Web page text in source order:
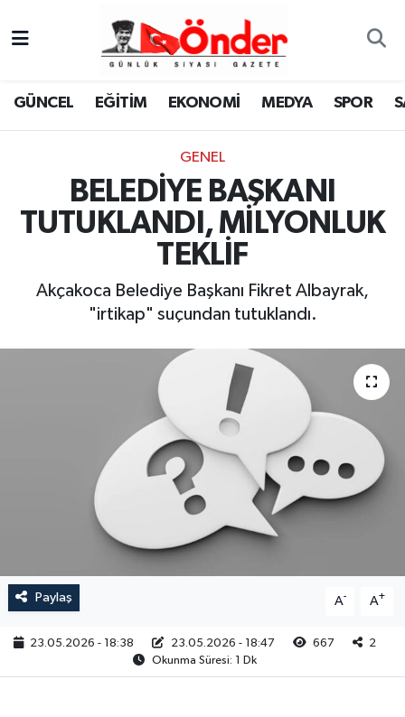
GÜNCEL EĞİTİM EKONOMİ MEDYA SPOR
GENEL
BELEDİYE BAŞKANI
TUTUKLANDI, MİLYONLUK
TEKLİF
Akçakoca Belediye Başkanı Fikret Albayrak,
"irtikap" suçundan tutuklandı.
Paylaş A- A+
23.05.2026 - 18:38 23.05.2026 - 18:47 667
2
Okunma Süresi: 1 Dk
GÜNCEL
MEDYA
SAĞLIK
RESMİ İLAN
Zonguldak Nöbetçi Eczaneler
Zonguldak Namaz Vakitleri
Zonguldak Trafik Yoğunluk Haritası
TFF 3.Lig 4.Grup Puan Durumu ve Fikstür
Tüm Manşetler